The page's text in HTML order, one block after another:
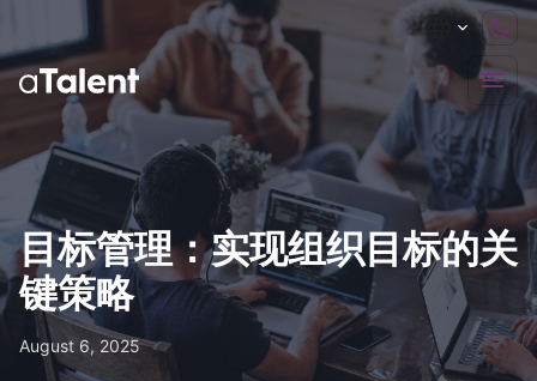
目标管理：实现组织目标的关
键策略
August 6, 2025